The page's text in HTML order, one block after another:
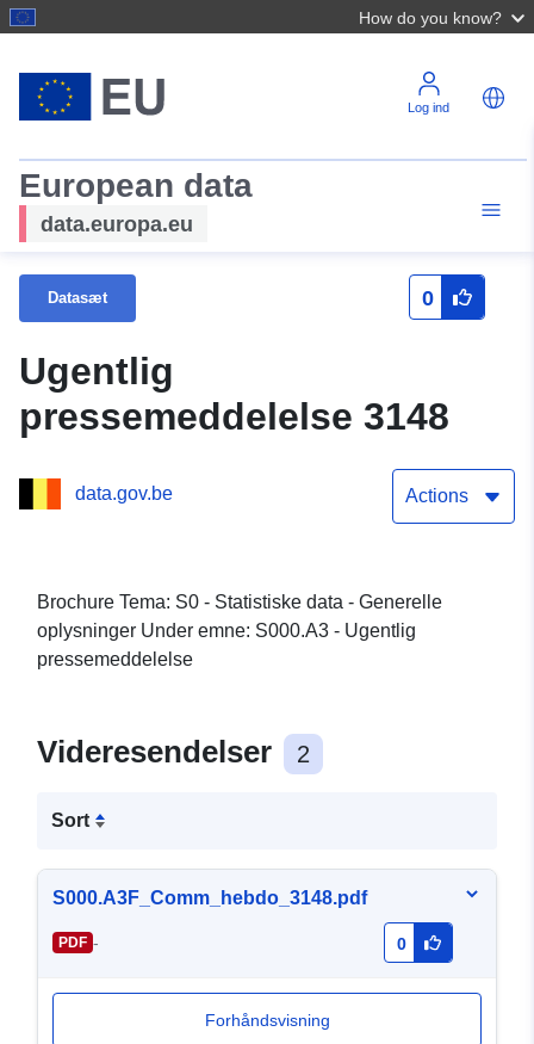
How do you know?
Log ind
European data
data.europa.eu
Datasæt 0
Ugentlig
pressemeddelelse 3148
data.gov.be Actions
Brochure Tema: S0 - Statistiske data - Generelle
oplysninger Under emne: S000.A3 - Ugentlig
pressemeddelelse
Videresendelser 2
Sort
S000.A3F_Comm_hebdo_3148.pdf
PDF - 0
Forhåndsvisning